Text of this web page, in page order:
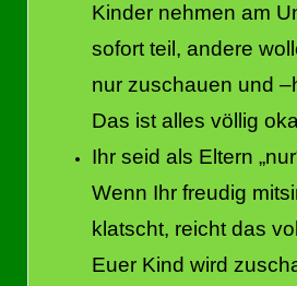
Kinder nehmen am
sofort teil, andere
nur zuschauen und
Das ist alles völlig
Ihr seid als Eltern
Wenn Ihr freudig
klatscht, reicht das
Euer Kind wird